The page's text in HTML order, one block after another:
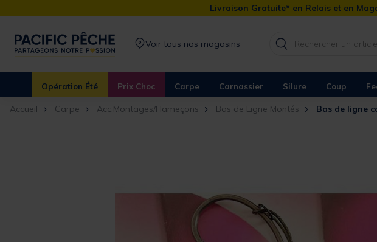
Livraison Gratuite* en Relais et en
Voir tous nos magasins
Opération Été Prix Choc Carpe Carnassier Silure Coup
Accueil Carpe Acc.Montages/Hameçons Bas de Ligne Montés Bas de ligne